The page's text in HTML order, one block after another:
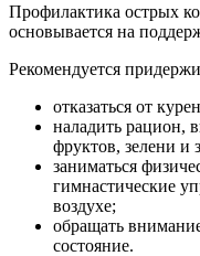
Профилактика острых
основывается на
Рекомендуется
отказаться от
наладить рацион,
фруктов, зелени и
заниматься
гимнастические
воздухе;
обращать
состояние.